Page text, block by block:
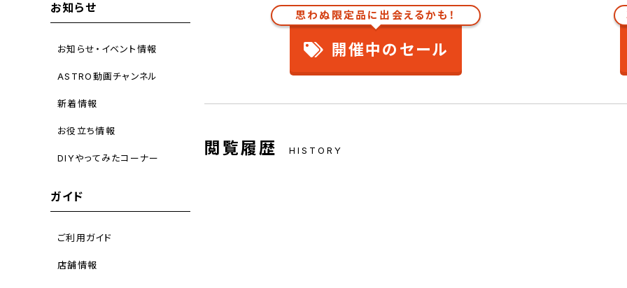
お知らせ
お知らせ・イベント情報
ASTRO動画チャンネル
新着情報
お役立ち情報
DIYやってみたコーナー
ガイド
ご利用ガイド
店舗情報
思わぬ限定品に出会えるかも！
開催中のセール
閲覧履歴 HISTORY